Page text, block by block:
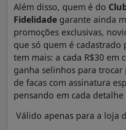
Além disso, quem é do
Fidelidade garante ainda
promoções exclusivas,
que só quem é cadastrado
tem mais: a cada R$30 em
ganha selinhos para trocar
de facas com assinatura
pensando em cada
Válido apenas para a loja